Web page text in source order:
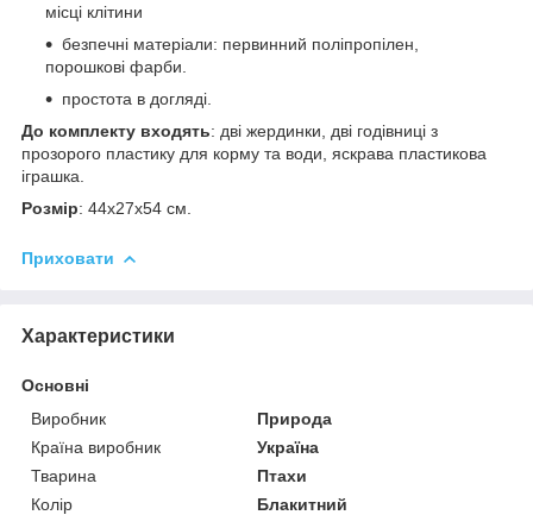
місці клітини
безпечні матеріали: первинний поліпропілен,
порошкові фарби.
простота в догляді.
До комплекту входять: дві жердинки, дві годівниці з
прозорого пластику для корму та води, яскрава пластикова
іграшка.
Розмір: 44х27х54 см.
Приховати
Характеристики
Основні
Виробник
Природа
Країна виробник
Україна
Тварина
Птахи
Колір
Блакитний